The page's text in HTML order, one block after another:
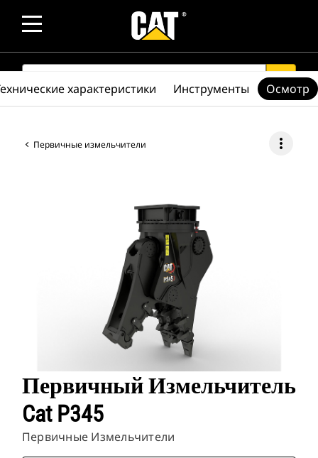
SEARCH search
Первичные измельчители more_vert
Первичный Измельчитель
Cat P345
Первичные Измельчители
характеристики Инструменты Осмотр